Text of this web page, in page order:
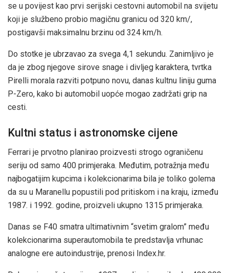
se u povijest kao prvi serijski cestovni automobil na svijetu
koji je službeno probio magičnu granicu od 320 km/,
postigavši maksimalnu brzinu od 324 km/h.
Do stotke je ubrzavao za svega 4,1 sekundu. Zanimljivo je
da je zbog njegove sirove snage i divljeg karaktera, tvrtka
Pirelli morala razviti potpuno novu, danas kultnu liniju guma
P-Zero, kako bi automobil uopće mogao zadržati grip na
cesti.
Kultni status i astronomske cijene
Ferrari je prvotno planirao proizvesti strogo ograničenu
seriju od samo 400 primjeraka. Međutim, potražnja među
najbogatijim kupcima i kolekcionarima bila je toliko golema
da su u Maranellu popustili pod pritiskom i na kraju, između
1987. i 1992. godine, proizveli ukupno 1315 primjeraka.
Danas se F40 smatra ultimativnim “svetim gralom” među
kolekcionarima superautomobila te predstavlja vrhunac
analogne ere autoindustrije, prenosi Index.hr.